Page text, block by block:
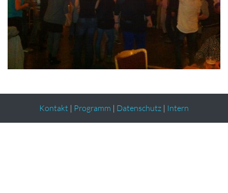
Kontakt | Programm | Datenschutz | Intern